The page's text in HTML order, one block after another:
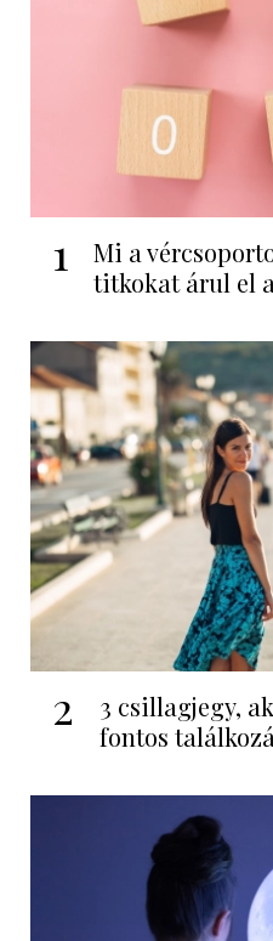
1
Mi a
titkokat árul el
2
3 csillagjegy,
fontos